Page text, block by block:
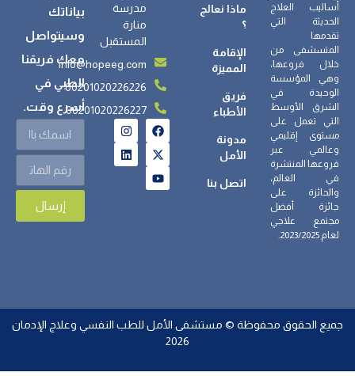
أساليب العلاج
الحديثة التي
تقدمها
المتسشفى من
خلال فروعها،
وهي المؤسسة
الوحيدة في
الشرق الأوسط
التي تعمل على
مستوى إقليمي
وعالمي عبر
فروعها المنتشرة
في العالم،
والحائزة على
جائزة أفضل
مجتمع علاجي
لعام 2023/2025.
ماذا نعالج
؟
الإقامة
المميزة
فريق
الأطباء
مدونة
الأمل
اتصل بنا
مدرسة
منارة
المستقبل
info@hopeeg.com
00201020226226
00201020226227
بياناتك
وسيتواصل
معك فريقنا
الطبي في
أسرع وقت.
إرسال
جميع الحقوق محفوظة © مستشفى الأمل للطب النفسي وعلاج الإدمان
2026